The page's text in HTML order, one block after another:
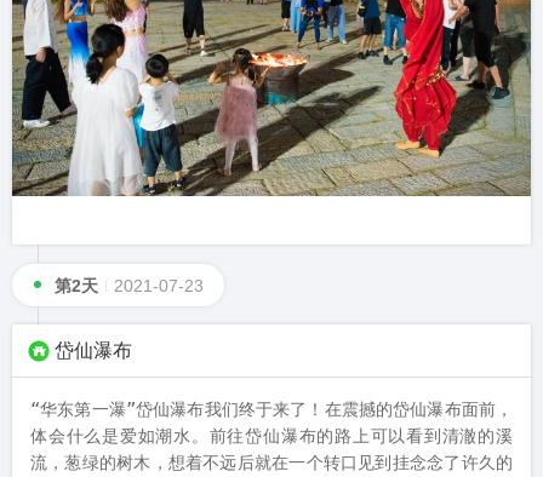
第2天 2021-07-23
岱仙瀑布
“华东第一瀑”岱仙瀑布我们终于来了！在震撼的岱仙瀑布面前，
体会什么是爱如潮水。前往岱仙瀑布的路上可以看到清澈的溪
流，葱绿的树木，想着不远后就在一个转口见到挂念念了许久的